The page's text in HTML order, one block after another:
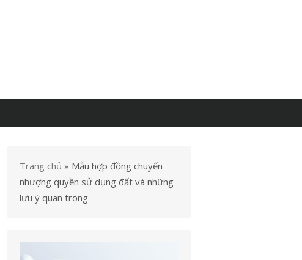
Trang chủ » Mẫu hợp đồng chuyển
nhượng quyền sử dụng đất và những
lưu ý quan trọng